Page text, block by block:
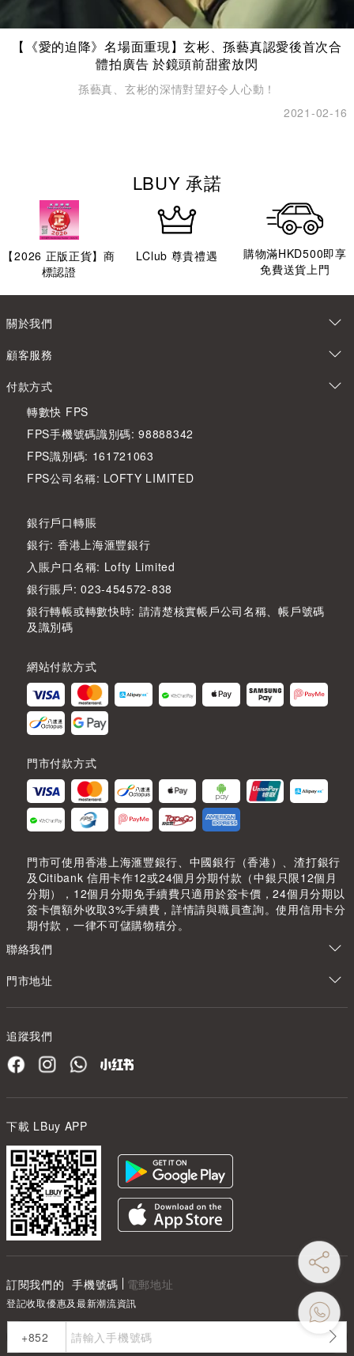
【《愛的迫降》名場面重現】玄彬、孫藝真認愛後首次合
體拍廣告 於鏡頭前甜蜜放閃
孫藝真、玄彬的深情對望好令人心動！
2021-02-16
LBUY 承諾
【2026 正版正貨】商
標認證
LClub 尊貴禮遇
購物滿HKD500即享
免費送貨上門
關於我們
顧客服務
付款方式
轉數快 FPS
FPS手機號碼識別碼: 98888342
FPS識別碼: 161721063
FPS公司名稱: LOFTY LIMITED
銀行戶口轉賬
銀行: 香港上海滙豐銀行
入賬户口名稱: Lofty Limited
銀行賬戶: 023-454572-838
銀行轉帳或轉數快時: 請清楚核實帳戶公司名稱、帳戶號碼
及識別碼
網站付款方式
門市付款方式
門市可使用香港上海滙豐銀行、中國銀行（香港）、渣打銀行
及Citibank 信用卡作12或24個月分期付款（中銀只限12個月
分期），12個月分期免手續費只適用於簽卡價，24個月分期以
簽卡價額外收取3%手續費，詳情請與職員查詢。使用信用卡分
期付款，一律不可儲購物積分。
聯絡我們
門市地址
追蹤我們
下載 LBuy APP
訂閱我們的 手機號碼 電郵地址
登記收取優惠及最新潮流資訊